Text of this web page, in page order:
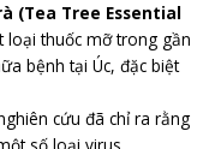
(Tea Tree Essential
loại thuốc mỡ trong gần
bệnh tại Úc, đặc biệt
cứu đã chỉ ra rằng